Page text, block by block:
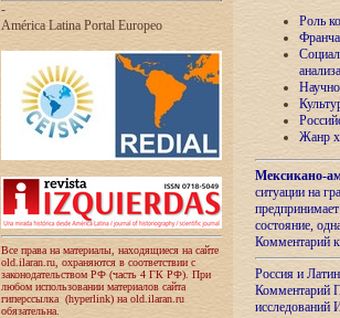
-
América Latina Portal Europeo
Все права на материалы, находящиеся на сайте
old.ilaran.ru, охраняются в соответствии с
законодательством РФ (часть 4 ГК РФ). При
любом использовании материалов сайта
гиперссылка (hyperlink) на old.ilaran.ru
обязательна.
Роль
анализа
Жанр
Мексикано-
ситуации на
состояние,
Комментарий
Россия и
Комментарий